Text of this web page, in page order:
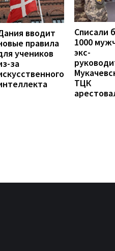
вводит
правила
учеников
за
Списали
1000
экс-
ТЦК